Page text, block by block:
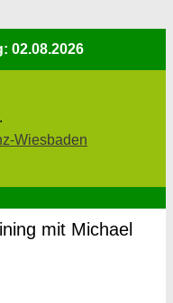
02.08.2026
mit Michael